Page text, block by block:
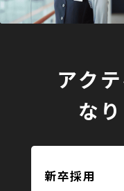
アク
な
新卒採用